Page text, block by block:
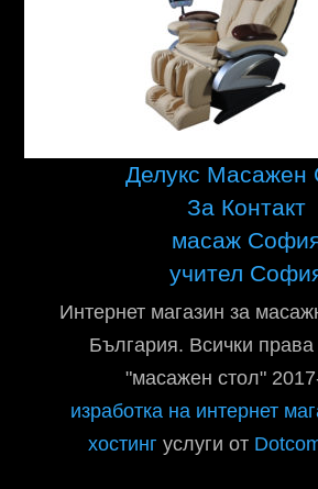
Делукс Масажен
За Контакт
масаж
учител
Интернет магазин за
България. Всички права
"масажен стол"
изработка на интернет
хостинг услуги от